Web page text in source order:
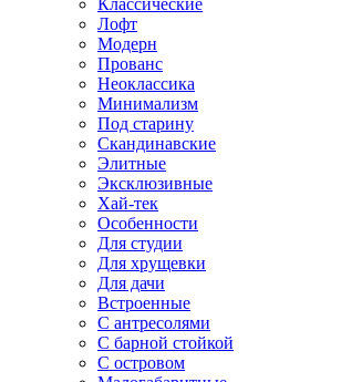
Классические
Лофт
Модерн
Прованс
Неоклассика
Минимализм
Под старину
Скандинавские
Элитные
Эксклюзивные
Хай-тек
Особенности
Для студии
Для хрущевки
Для дачи
Встроенные
С антресолями
С барной стойкой
С островом